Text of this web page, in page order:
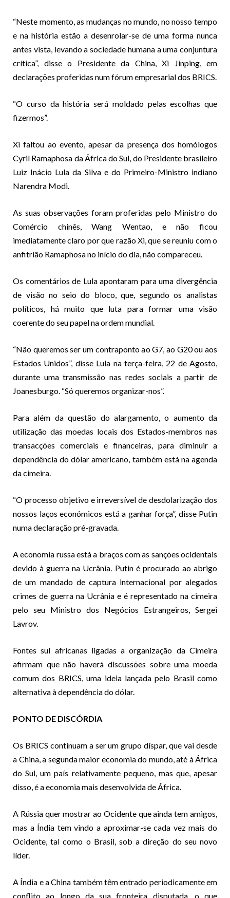
“Neste momento, as mudanças no mundo, no nosso tempo
e na história estão a desenrolar-se de uma forma nunca
antes vista, levando a sociedade humana a uma conjuntura
crítica”, disse o Presidente da China, Xi Jinping, em
declarações proferidas num fórum empresarial dos BRICS.
“O curso da história será moldado pelas escolhas que
fizermos”.
Xi faltou ao evento, apesar da presença dos homólogos
Cyril Ramaphosa da África do Sul, do Presidente brasileiro
Luiz Inácio Lula da Silva e do Primeiro-Ministro indiano
Narendra Modi.
As suas observações foram proferidas pelo Ministro do
Comércio chinês, Wang Wentao, e não ficou
imediatamente claro por que razão Xi, que se reuniu com o
anfitrião Ramaphosa no início do dia, não compareceu.
Os comentários de Lula apontaram para uma divergência
de visão no seio do bloco, que, segundo os analistas
políticos, há muito que luta para formar uma visão
coerente do seu papel na ordem mundial.
“Não queremos ser um contraponto ao G7, ao G20 ou aos
Estados Unidos”, disse Lula na terça-feira, 22 de Agosto,
durante uma transmissão nas redes sociais a partir de
Joanesburgo. “Só queremos organizar-nos”.
Para além da questão do alargamento, o aumento da
utilização das moedas locais dos Estados-membros nas
transacções comerciais e financeiras, para diminuir a
dependência do dólar americano, também está na agenda
da cimeira.
“O processo objetivo e irreversível de desdolarização dos
nossos laços económicos está a ganhar força”, disse Putin
numa declaração pré-gravada.
A economia russa está a braços com as sanções ocidentais
devido à guerra na Ucrânia. Putin é procurado ao abrigo
de um mandado de captura internacional por alegados
crimes de guerra na Ucrânia e é representado na cimeira
pelo seu Ministro dos Negócios Estrangeiros, Sergei
Lavrov.
Fontes sul africanas ligadas a organização da Cimeira
afirmam que não haverá discussões sobre uma moeda
comum dos BRICS, uma ideia lançada pelo Brasil como
alternativa à dependência do dólar.
PONTO DE DISCÓRDIA
Os BRICS continuam a ser um grupo díspar, que vai desde
a China, a segunda maior economia do mundo, até à África
do Sul, um país relativamente pequeno, mas que, apesar
disso, é a economia mais desenvolvida de África.
A Rússia quer mostrar ao Ocidente que ainda tem amigos,
mas a Índia tem vindo a aproximar-se cada vez mais do
Ocidente, tal como o Brasil, sob a direção do seu novo
líder.
A Índia e a China também têm entrado periodicamente em
conflito ao longo da sua fronteira disputada, o que